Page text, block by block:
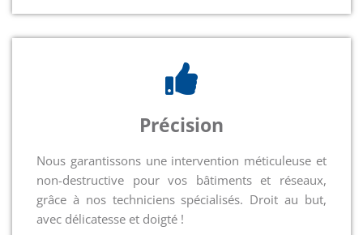
Précision
Nous garantissons une intervention méticuleuse et
non-destructive pour vos bâtiments et réseaux,
grâce à nos techniciens spécialisés. Droit au but,
avec délicatesse et doigté !